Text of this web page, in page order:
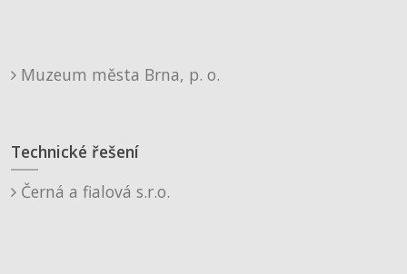
Muzeum města Brna, p. o.
Technické řešení
Černá a fialová s.r.o.